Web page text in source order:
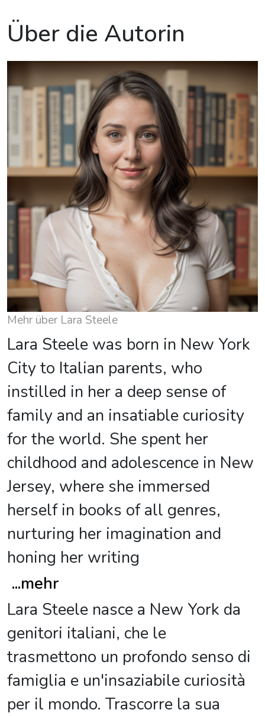
Über die Autorin
Mehr über Lara Steele
Lara Steele was born in New York
City to Italian parents, who
instilled in her a deep sense of
family and an insatiable curiosity
for the world. She spent her
childhood and adolescence in New
Jersey, where she immersed
herself in books of all genres,
nurturing her imagination and
honing her writing
...mehr
Lara Steele nasce a New York da
genitori italiani, che le
trasmettono un profondo senso di
famiglia e un'insaziabile curiosità
per il mondo. Trascorre la sua